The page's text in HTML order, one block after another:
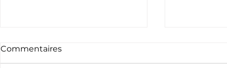
Commentaires